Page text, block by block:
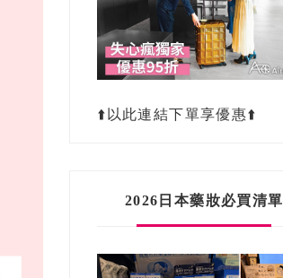
⬆️以此連結下單享優惠⬆️
2026日本藥妝必買清單